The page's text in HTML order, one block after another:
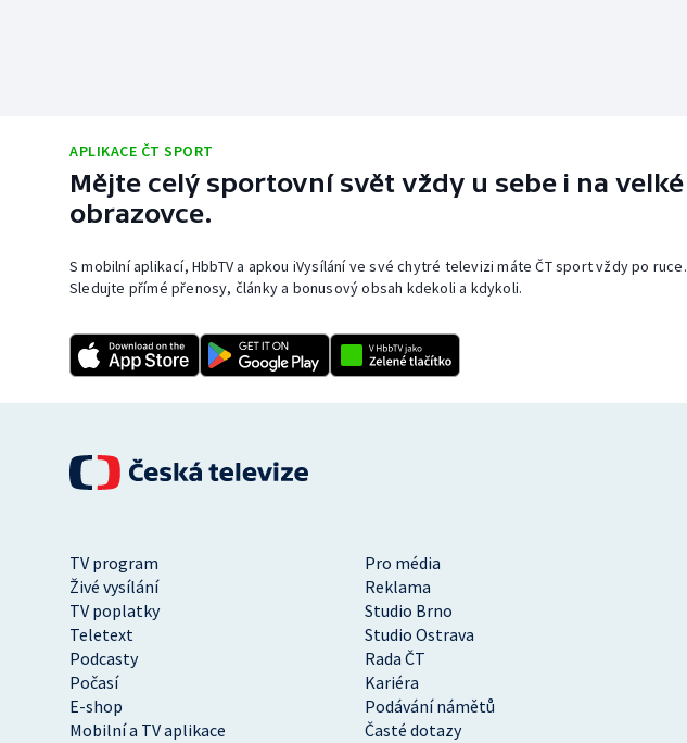
APLIKACE ČT SPORT
Mějte celý sportovní svět vždy u sebe i na velké
obrazovce.
S mobilní aplikací, HbbTV a apkou iVysílání ve své chytré televizi máte ČT sport vždy po ruce.
Sledujte přímé přenosy, články a bonusový obsah kdekoli a kdykoli.
TV program
Pro média
Živé vysílání
Reklama
TV poplatky
Studio Brno
Teletext
Studio Ostrava
Podcasty
Rada ČT
Počasí
Kariéra
E-shop
Podávání námětů
Mobilní a TV aplikace
Časté dotazy